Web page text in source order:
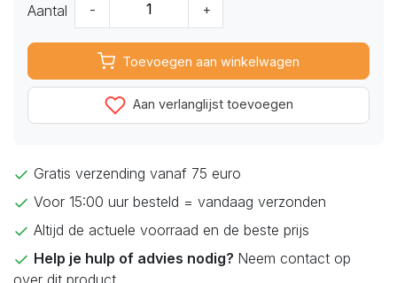
Aantal - +
Toevoegen aan winkelwagen
Aan verlanglijst toevoegen
Gratis verzending vanaf 75 euro
Voor 15:00 uur besteld = vandaag verzonden
Altijd de actuele voorraad en de beste prijs
Help je hulp of advies nodig? Neem contact op